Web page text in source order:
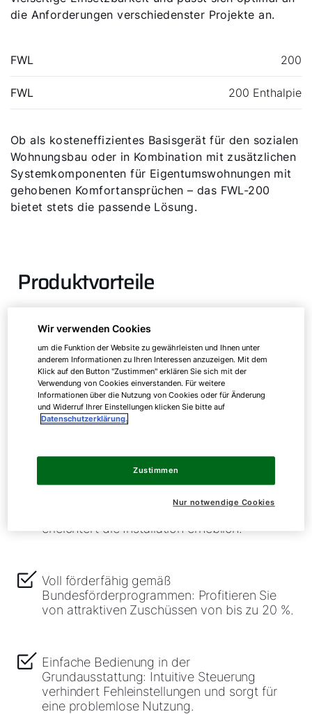
die Anforderungen verschiedenster Projekte an.
FWL 200
FWL 200 Enthalpie
Ob als kosteneffizientes Basisgerät für den sozialen
Wohnungsbau oder in Kombination mit zusätzlichen
Systemkomponenten für Eigentumswohnungen mit
gehobenen Komfortansprüchen – das FWL-200
bietet stets die passende Lösung.
Produktvorteile
Durchdachtes Design: Kompakte Bauweise
ermöglicht den Einbau selbst in
Küchenschränken. Dank der flexiblen
Links-/Rechtsvariante ideal für gespiegelte
Flexible Links-/Rechtsvariante mit
Enthalpiewärmetauscher: Verzichtet auf
erleichtert die Installation erheblich.
Voll förderfähig gemäß
Bundesförderprogrammen: Profitieren Sie
von attraktiven Zuschüssen von bis zu 20 %.
Einfache Bedienung in der
Grundausstattung: Intuitive Steuerung
verhindert Fehleinstellungen und sorgt für
eine problemlose Nutzung.
Wir verwenden Cookies
um die Funktion der Website zu gewährleisten und Ihnen unter
anderem Informationen zu Ihren Interessen anzuzeigen. Mit dem
Klick auf den Button "Zustimmen" erklären Sie sich mit der
Verwendung von Cookies einverstanden. Für weitere
Informationen über die Nutzung von Cookies oder für Änderung
und Widerruf Ihrer Einstellungen klicken Sie bitte auf
Datenschutzerklärung.
Nur notwendige Cookies
Zustimmen